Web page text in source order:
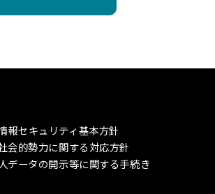
報セキュリティ基本方針
会的勢力に関する対応方針
データの開示等に関する手続き